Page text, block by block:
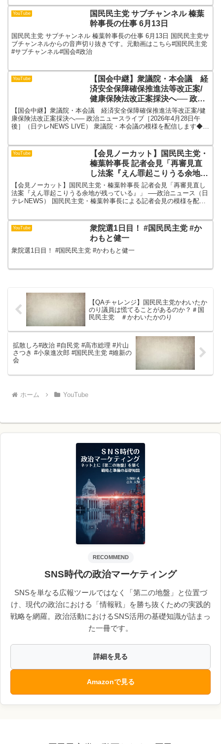
YouTube
国民民主党 サブチャンネル 榛葉
幹事長の仕事 6月13日
国民民主党 サブチャンネル 榛葉幹事長の仕事 6月13日 国民民主党サ
ブチャンネルからの音声切り抜きです。元動画はこちら#国民民主党
#サブチャンネル#国会#政治
YouTube
【国会中継】衆議院・本会議 経
済安全保障確保推進法等改正案/
健康保険法改正案採決へ── 政治
ニュースライブ［2026年4月28日
午後］（日テレNEWS LIVE）
【国会中継】衆議院・本会議 経済安全保障確保推進法等改正案/健
康保険法改正案採決へ── 政治ニュースライブ［2026年4月28日午
後］（日テレNEWS LIVE） 衆議院・本会議の模様を配信します◆日
YouTube
【会見ノーカット】国民民主党・
榛葉幹事長 記者会見「再審見直
し法案『えん罪起こりうる余地が
残っている』」 ──政治ニュース
（日テレNEWS）
【会見ノーカット】国民民主党・榛葉幹事長 記者会見「再審見直し
法案『えん罪起こりうる余地が残っている』」 ──政治ニュース（日
テレNEWS） 国民民主党・榛葉幹事長による記者会見の模様を配信
YouTube
衆院選1日目！ #国民民主党 #か
わもと健一
衆院選1日目！ #国民民主党 #かわもと健一
【QAチャレンジ】国民民主党かわいたか
のり議員は慌てることがあるのか？＃国
民民主党 ＃かわいたかのり
拡散しろ#政治 #自民党 #高市総理 #片山
さつき #小泉進次郎 #国民民主党 #維新の
会
ホーム YouTube
RECOMMEND
SNS時代の政治マーケティング
SNSを単なる広報ツールではなく「第二の地盤」と位置づ
け、現代の政治における「情報戦」を勝ち抜くための実践的
戦略を網羅。政治活動におけるSNS活用の基礎知識が詰まっ
た一冊です。
詳細を見る
Amazonで見る